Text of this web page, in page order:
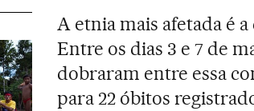
A etnia mais afetada é
Entre os dias 3 e 7 de
dobraram entre essa
para 22 óbitos